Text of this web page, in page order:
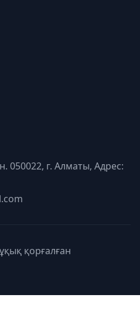
050022, г. Алматы, Адрес:
қорғалған